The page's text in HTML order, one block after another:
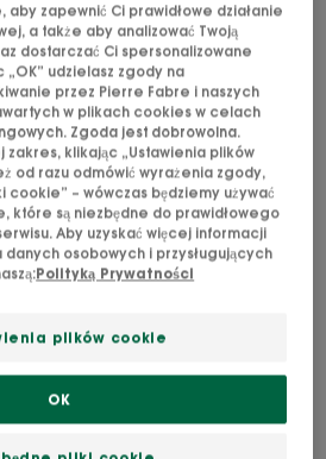
rodzaje skóry głowy
włosów, nasz szampon z
wzbogacony o Mentha
znany z wysokiej
aby zapewnić Ci prawidłowe działanie
a także aby analizować Twoją
dostarczać Ci spersonalizowane
udzielasz zgody na
przez Pierre Fabre i naszych
w plikach cookies w celach
Zgoda jest dobrowolna.
zakres, klikając „Ustawienia plików
od razu odmówić wyrażenia zgody,
cookie” – wówczas będziemy używać
które są niezbędne do prawidłowego
Aby uzyskać więcej informacji
osobowych i przysługujących
Polityką Prywatności
plików cookie
OK